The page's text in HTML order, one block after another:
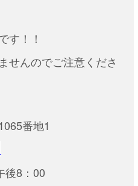
す！！
せんのでご注意くださ
番地1
8：00